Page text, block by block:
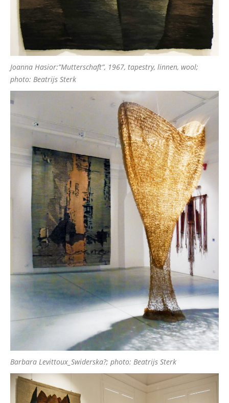
Joanna Hasior:”Mutterschaft”, 1967, tapestry, linnen, wool;
photo: Beatrijs Sterk
Barbara Levittoux_Swiderska?; photo: Beatrijs Sterk